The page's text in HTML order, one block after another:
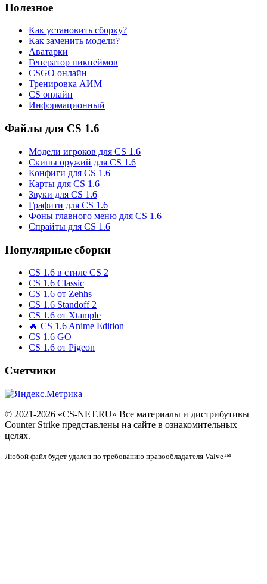
Полезное
Как установить сборку?
Как заменить модели?
Аватарки
Генератор никнеймов
CSGO онлайн
Тренировка АИМ
CS онлайн
Информационный
Файлы для CS 1.6
Модели игроков для CS 1.6
Скины оружий для CS 1.6
Конфиги для CS 1.6
Карты для CS 1.6
Звуки для CS 1.6
Графити для CS 1.6
Фоны главного меню для CS 1.6
Спрайты для CS 1.6
Популярные сборки
CS 1.6 в стиле CS 2
CS 1.6 Classic
CS 1.6 от Zehhs
CS 1.6 Standoff 2
CS 1.6 от Xtample
🔥 CS 1.6 Anime Edition
CS 1.6 GO
CS 1.6 от Pigeon
Счетчики
© 2021-2026 «CS-NET.RU» Все материалы и дистрибутивы
Counter Strike представлены на сайте в ознакомительных
целях.
Любой файл будет удален по требованию правообладателя Valve™